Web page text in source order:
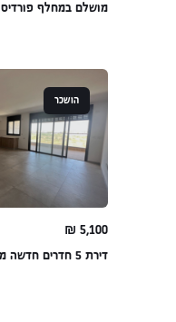
מושלם במחלף פורדיס
הושכר
5,100
₪
דירת 5 חדרים חדשה מקבלן- אור ים